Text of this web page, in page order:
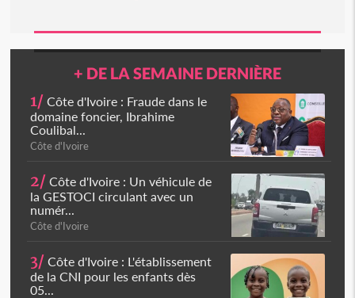
+ DE LA SEMAINE DERNIÈRE
1/ Côte d'Ivoire : Fraude dans le
domaine foncier, Ibrahime
Coulibal...
Côte d'Ivoire
2/ Côte d'Ivoire : Un véhicule de
la GESTOCI circulant avec un
numér...
Côte d'Ivoire
3/ Côte d'Ivoire : L'établissement
de la CNI pour les enfants dès
05...